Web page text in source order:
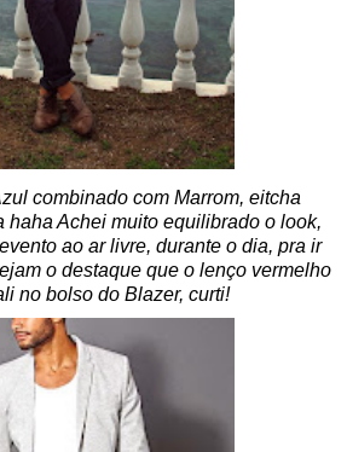
combinado com Marrom, eitcha
haha Achei muito equilibrado o look,
ao ar livre, durante o dia, pra ir
o destaque que o lenço vermelho
no bolso do Blazer, curti!